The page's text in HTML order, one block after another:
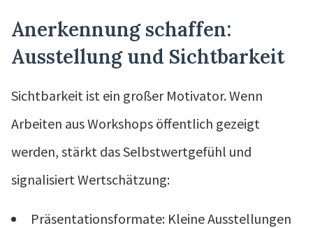
Anerkennung schaffen:
Ausstellung und Sichtbarkeit
Sichtbarkeit ist ein großer Motivator. Wenn
Arbeiten aus Workshops öffentlich gezeigt
werden, stärkt das Selbstwertgefühl und
signalisiert Wertschätzung:
Präsentationsformate: Kleine Ausstellungen